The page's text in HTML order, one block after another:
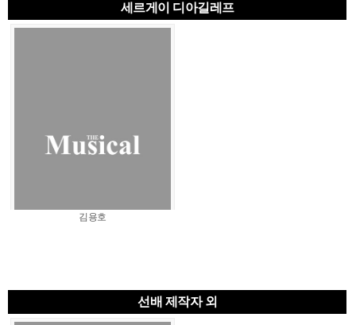
세르게이 디아길레프
김용호
선배 제작자 외